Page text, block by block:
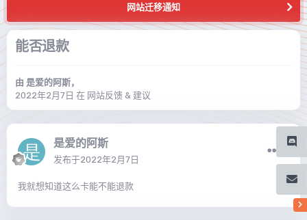
网站迁移通知
能否退款
由 是爱的阿斯，
2022年2月7日 在 网站反馈 & 建议
是爱的阿斯
发布于2022年2月7日
我就想知道这么卡能不能退款